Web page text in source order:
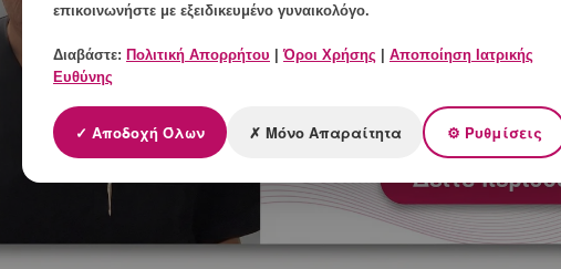
των πρώτων 2-3 χρόνων σεξουαλικής ζωής.
μέσα σε 1-2 χρόνια.
πριν τα 30.
επικοινωνήστε με εξειδικευμένο γυναικολόγο.
Διαβάστε: Πολιτική Απορρήτου |Όροι Χρήσης | Αποποίηση Ιατρικής
Ευθύνης
✓ Αποδοχή Όλων ✗ Μόνο Απαραίτητα ⚙ Ρυθμίσεις